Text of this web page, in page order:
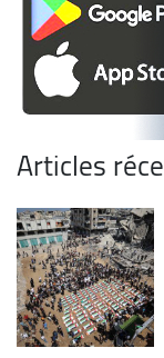
Articles